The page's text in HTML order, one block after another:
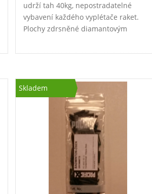
udrží tah 40kg, nepostradatelné
vybavení každého vyplétače raket.
Plochy zdrsněné diamantovým
Skladem